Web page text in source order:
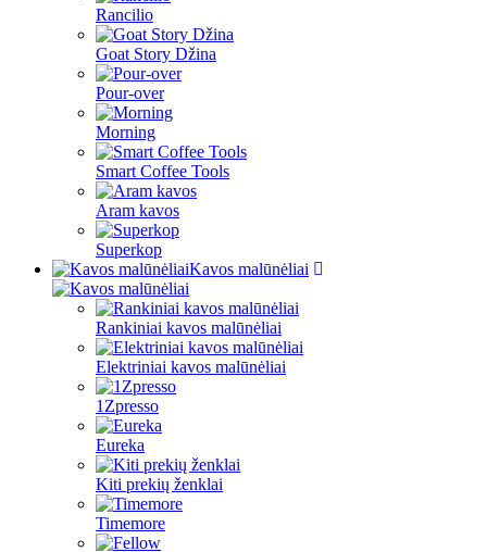
Rancilio
Goat Story Džina
Pour-over
Morning
Smart Coffee Tools
Aram kavos
Superkop
Kavos malūnėliai
Rankiniai kavos malūnėliai
Elektriniai kavos malūnėliai
1Zpresso
Eureka
Kiti prekių ženklai
Timemore